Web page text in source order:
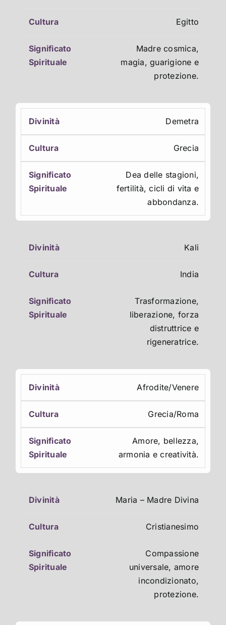
Egitto
Madre cosmica,
magia, guarigione e
protezione.
Demetra
Grecia
Dea delle stagioni,
fertilità, cicli di vita e
abbondanza.
Kali
India
Trasformazione,
liberazione, forza
distruttrice e
rigeneratrice.
Afrodite/Venere
Grecia/Roma
Amore, bellezza,
armonia e creatività.
Maria – Madre Divina
Cristianesimo
Compassione
universale, amore
incondizionato,
protezione.